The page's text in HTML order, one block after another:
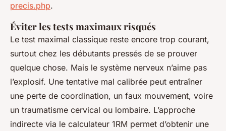
precis.php.
Éviter les tests maximaux risqués
Le test maximal classique reste encore trop courant,
surtout chez les débutants pressés de se prouver
quelque chose. Mais le système nerveux n’aime pas
l’explosif. Une tentative mal calibrée peut entraîner
une perte de coordination, un faux mouvement, voire
un traumatisme cervical ou lombaire. L’approche
indirecte via le calculateur 1RM permet d’obtenir une